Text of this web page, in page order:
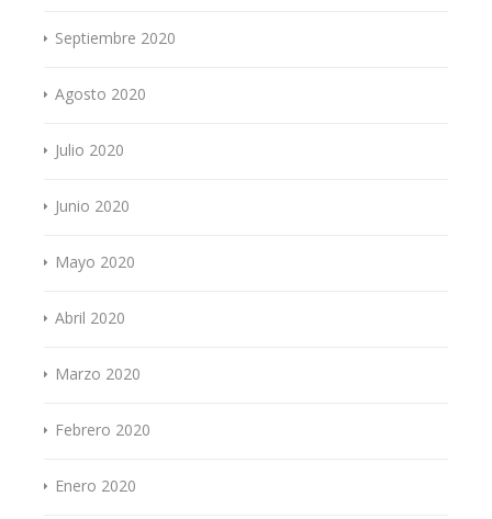
Septiembre 2020
Agosto 2020
Julio 2020
Junio 2020
Mayo 2020
Abril 2020
Marzo 2020
Febrero 2020
Enero 2020